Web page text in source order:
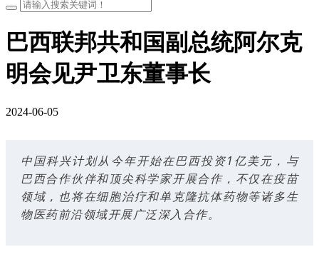
巴西联邦共和国副总统阿尔克
明会见尹卫东董事长
2024-06-05
中国科兴计划从今年开始在巴西投资1亿美元，与
巴西合作伙伴和顶尖科学家开展合作，不仅在疫苗
领域，也将在细胞治疗和单克隆抗体药物等诸多生
物医药前沿领域开展广泛深入合作。